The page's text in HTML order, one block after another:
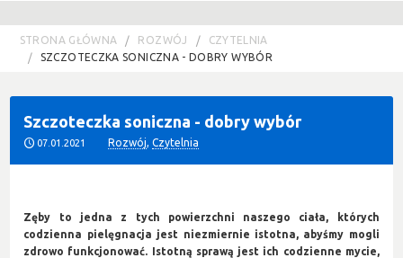
STRONA GŁÓWNA ROZWÓJ
CZYTELNIA
SZCZOTECZKA SONICZNA - DOBRY WYBÓR
Szczoteczka soniczna - dobry wybór
07.01.2021 Rozwój,Czytelnia
Zęby to jedna z tych powierzchni naszego ciała, których
codzienna pielęgnacja jest niezmiernie istotna, abyśmy mogli
zdrowo funkcjonować. Istotną sprawą jest ich codzienne mycie,